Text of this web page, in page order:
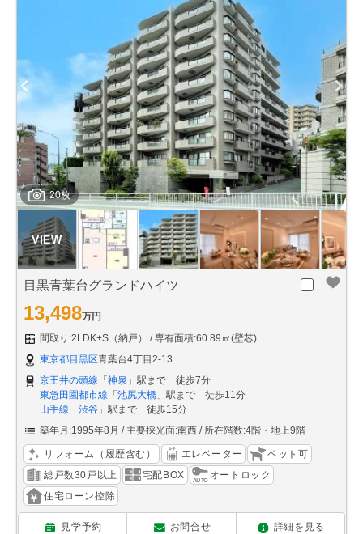
20枚
目黒青葉台グランドハイツ
13,498万円
間取り:2LDK+S（納戸）
専有面積:60.89㎡(壁芯)
東京都目黒区青葉台4丁目2-13
京王井の頭線 「 神泉 」駅まで 徒歩7分
東急田園都市線 「 池尻大橋 」駅まで 徒歩11分
山手線 「 渋谷 」駅まで 徒歩15分
築年月:1995年8月
主要採光面:南西 所在階数:4階・地上9階
リフォーム（履歴含む） エレベーター
ペット可
総戸数30戸以上
宅配BOX
オートロック
住宅ローン控除
見学予約 お問合せ 詳細を見る